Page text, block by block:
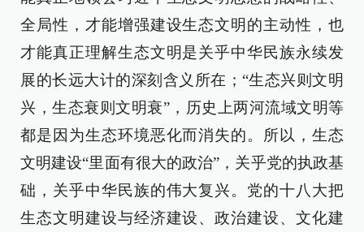
全局性，才能增强建设生态文明的主动性，也
才能真正理解生态文明是关乎中华民族永续发
展的长远大计的深刻含义所在；“生态兴则文明
兴，生态衰则文明衰”，历史上两河流域文明等
都是因为生态环境恶化而消失的。所以，生态
文明建设“里面有很大的政治”，关乎党的执政基
础，关乎中华民族的伟大复兴。党的十八大把
生态文明建设与经济建设、政治建设、文化建